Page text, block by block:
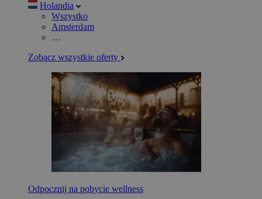
Holandia
Wszystko
Amsterdam
…
Zobacz wszystkie oferty
Odpocznij na pobycie wellness